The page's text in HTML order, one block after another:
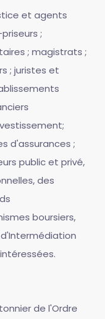
et agents
;
; magistrats ;
; juristes et
d'assurances ;
public et privé,
des
boursiers,
de l'Ordre